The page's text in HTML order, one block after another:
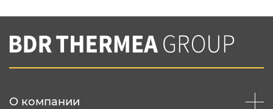
Вы соглашаетесь с нашей политикой
конфеденциальности
О компании